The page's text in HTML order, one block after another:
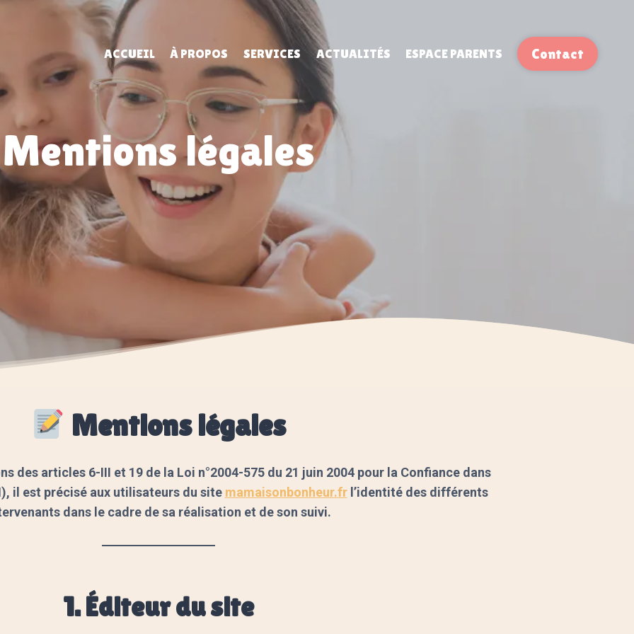
ACCUEIL À PROPOS SERVICES ACTUALITÉS ESPACE PARENTS Contact
Mentions légales
Mentions légales
des articles 6-III et 19 de la Loi n°2004-575 du 21 juin 2004 pour la Confiance dans
il est précisé aux utilisateurs du site mamaisonbonheur.frl’identité des différents
dans le cadre de sa réalisation et de son suivi.
1. Éditeur du site